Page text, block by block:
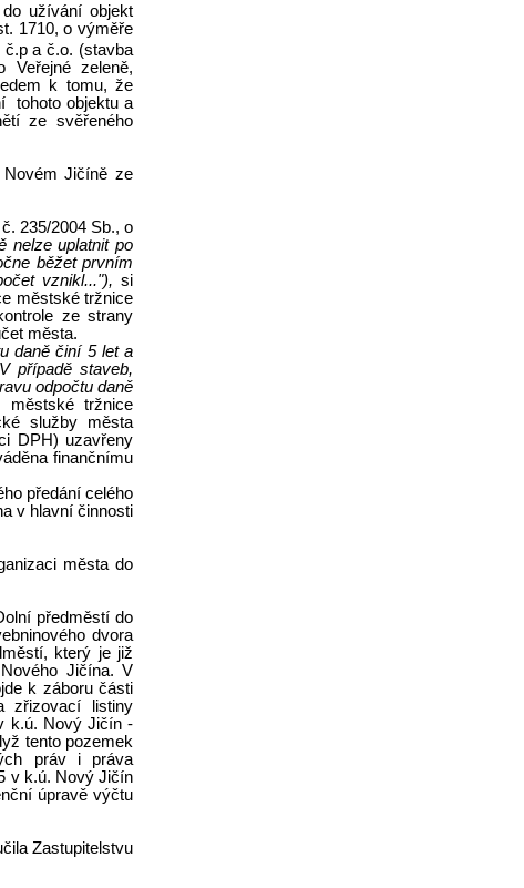
užívání objekt
1710, o výměře
a č.o. (stavba
Veřejné zeleně,
k tomu, že
tohoto objektu a
ze svěřeného
Jičíně ze
235/2004 Sb., o
nelze uplatnit po
běžet prvním
vznikl..."), si
městské tržnice
ze strany
města.
daně činí 5 let a
případě staveb,
odpočtu daně
městské tržnice
služby města
DPH) uzavřeny
finančnímu
předání celého
v hlavní činnosti
města do
předměstí do
dvora
který je již
Jičína. V
k záboru části
zřizovací listiny
k.ú. Nový Jičín -
tento pozemek
práv i práva
v k.ú. Nový Jičín
úpravě výčtu
Zastupitelstvu